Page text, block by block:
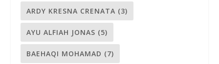
ARDY KRESNA CRENATA (3)
AYU ALFIAH JONAS (5)
BAEHAQI MOHAMAD (7)